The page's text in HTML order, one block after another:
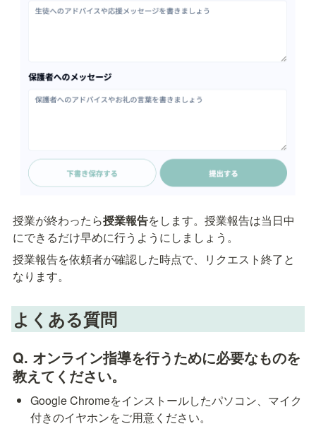
授業が終わったら授業報告をします。授業報告は当日中
にできるだけ早めに行うようにしましょう。
授業報告を依頼者が確認した時点で、リクエスト終了と
なります。
よくある質問
Q. オンライン指導を行うために必要なものを
教えてください。
Google Chromeをインストールしたパソコン、マイク
付きのイヤホンをご用意ください。